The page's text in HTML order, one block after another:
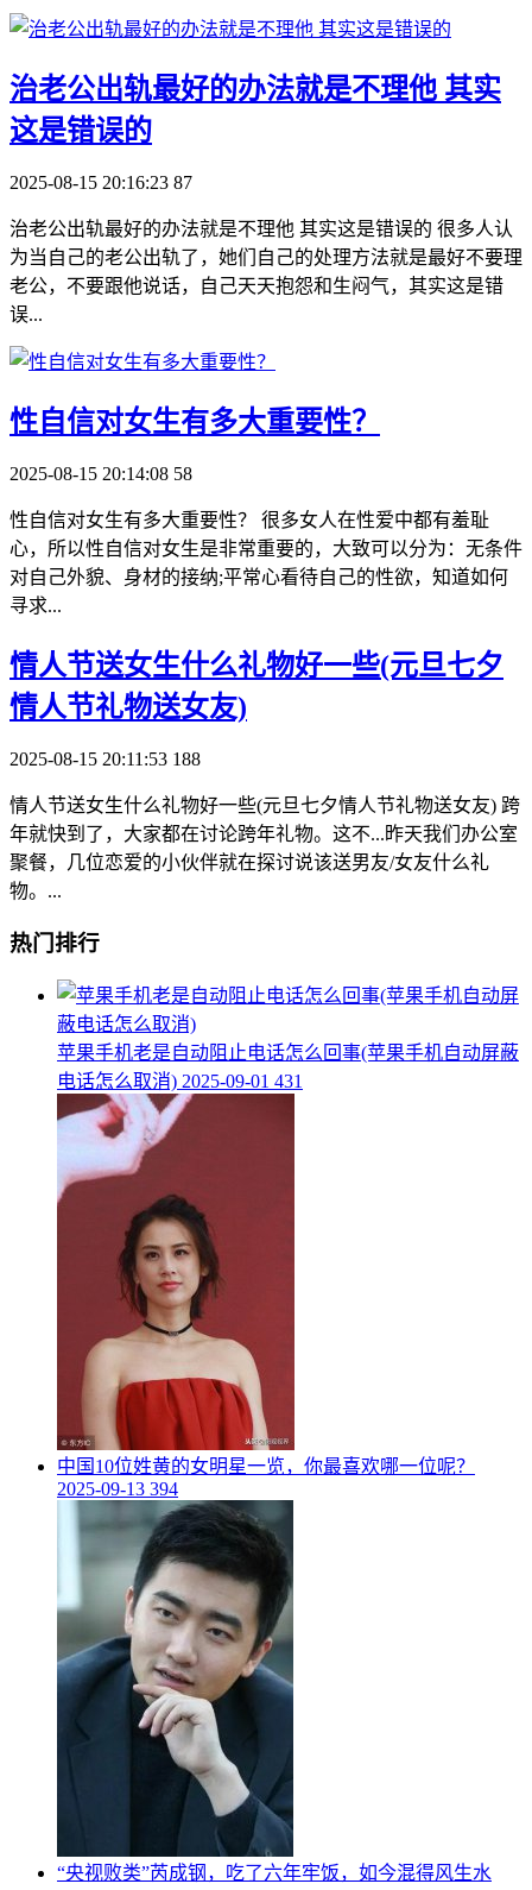
​治老公出轨最好的办法就是不理他 其实
这是错误的
2025-08-15 20:16:23 87
治老公出轨最好的办法就是不理他 其实这是错误的 很多人认
为当自己的老公出轨了，她们自己的处理方法就是最好不要理
老公，不要跟他说话，自己天天抱怨和生闷气，其实这是错
误...
​性自信对女生有多大重要性？
2025-08-15 20:14:08 58
性自信对女生有多大重要性？ 很多女人在性爱中都有羞耻
心，所以性自信对女生是非常重要的，大致可以分为：无条件
对自己外貌、身材的接纳;平常心看待自己的性欲，知道如何
寻求...
​情人节送女生什么礼物好一些(元旦七夕
情人节礼物送女友)
2025-08-15 20:11:53 188
情人节送女生什么礼物好一些(元旦七夕情人节礼物送女友) 跨
年就快到了，大家都在讨论跨年礼物。这不...昨天我们办公室
聚餐，几位恋爱的小伙伴就在探讨说该送男友/女友什么礼
物。...
热门排行
​苹果手机老是自动阻止电话怎么回事(苹果手机自动屏蔽
电话怎么取消) 2025-09-01 431
​中国10位姓黄的女明星一览，你最喜欢哪一位呢？
2025-09-13 394
​“央视败类”芮成钢，吃了六年牢饭，如今混得风生水